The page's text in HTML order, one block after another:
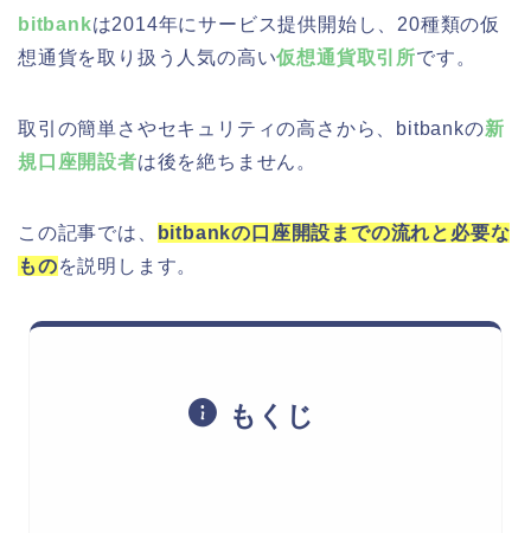
bitbankは2014年にサービス提供開始し、20種類の仮
想通貨を取り扱う人気の高い仮想通貨取引所です。
取引の簡単さやセキュリティの高さから、bitbankの新
規口座開設者は後を絶ちません。
この記事では、
bitbankの口座開設までの流れと必要な
ものを説明します。
もくじ